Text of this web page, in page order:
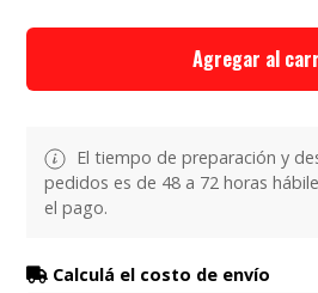
Agregar al
El tiempo de preparación y
pedidos es de 48 a 72 horas
el pago.
Calculá el costo de envío